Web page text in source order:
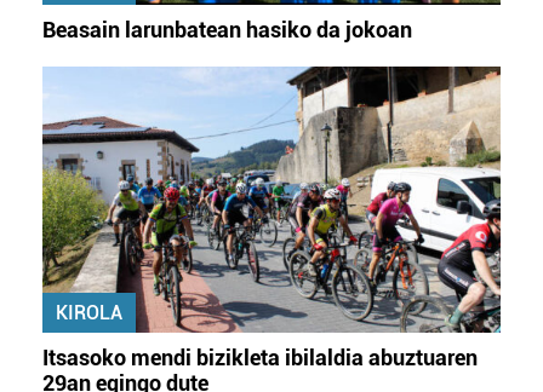
Beasain larunbatean hasiko da jokoan
KIROLA
Itsasoko mendi bizikleta ibilaldia abuztuaren
29an egingo dute